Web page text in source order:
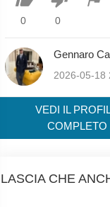
0 0
Gennaro
2026-05-18
VEDI IL
COMPLETO
LASCIA CHE